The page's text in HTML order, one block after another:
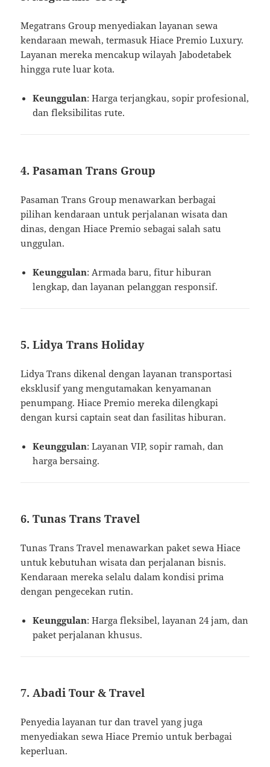
Megatrans Group menyediakan layanan sewa
kendaraan mewah, termasuk Hiace Premio Luxury.
Layanan mereka mencakup wilayah Jabodetabek
hingga rute luar kota.
Keunggulan: Harga terjangkau, sopir profesional,
dan fleksibilitas rute.
4. Pasaman Trans Group
Pasaman Trans Group menawarkan berbagai
pilihan kendaraan untuk perjalanan wisata dan
dinas, dengan Hiace Premio sebagai salah satu
unggulan.
Keunggulan: Armada baru, fitur hiburan
lengkap, dan layanan pelanggan responsif.
5. Lidya Trans Holiday
Lidya Trans dikenal dengan layanan transportasi
eksklusif yang mengutamakan kenyamanan
penumpang. Hiace Premio mereka dilengkapi
dengan kursi captain seat dan fasilitas hiburan.
Keunggulan: Layanan VIP, sopir ramah, dan
harga bersaing.
6. Tunas Trans Travel
Tunas Trans Travel menawarkan paket sewa Hiace
untuk kebutuhan wisata dan perjalanan bisnis.
Kendaraan mereka selalu dalam kondisi prima
dengan pengecekan rutin.
Keunggulan: Harga fleksibel, layanan 24 jam, dan
paket perjalanan khusus.
7. Abadi Tour & Travel
Penyedia layanan tur dan travel yang juga
menyediakan sewa Hiace Premio untuk berbagai
keperluan.